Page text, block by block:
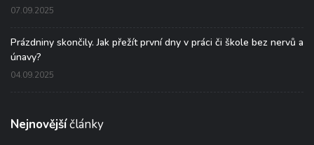
07.09.2025
Prázdniny skončily. Jak přežít první dny v práci či škole bez nervů a
únavy?
04.09.2025
Nejnovějšíčlánky